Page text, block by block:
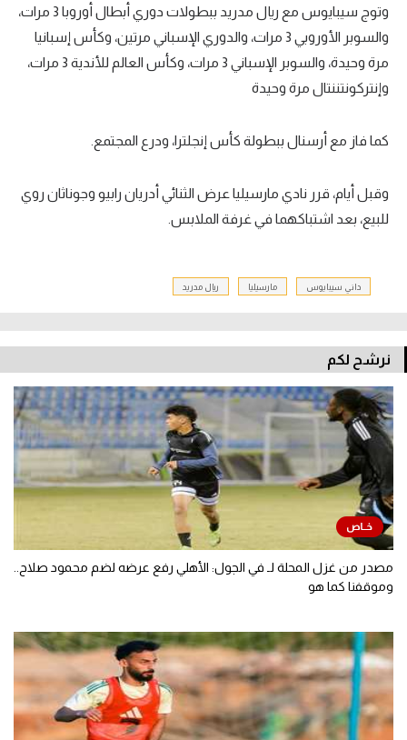
وتوج سيبايوس مع ريال مدريد ببطولات دوري أبطال أوروبا 3 مرات،
والسوبر الأوروبي 3 مرات، والدوري الإسباني مرتين، وكأس إسبانيا
مرة وحيدة، والسوبر الإسباني 3 مرات، وكأس العالم للأندية 3 مرات،
وإنتركونتننتال مرة وحيدة
كما فاز مع أرسنال ببطولة كأس إنجلترا، ودرع المجتمع.
وقبل أيام، قرر نادي مارسيليا عرض الثنائي أدريان رابيو وجوناثان روي
للبيع، بعد اشتباكهما في غرفة الملابس.
داني سيبايوس مارسيليا ريال مدريد
نرشح لكم
مصدر من غزل المحلة لـ في الجول: الأهلي رفع عرضه لضم محمود صلاح..
وموقفنا كما هو